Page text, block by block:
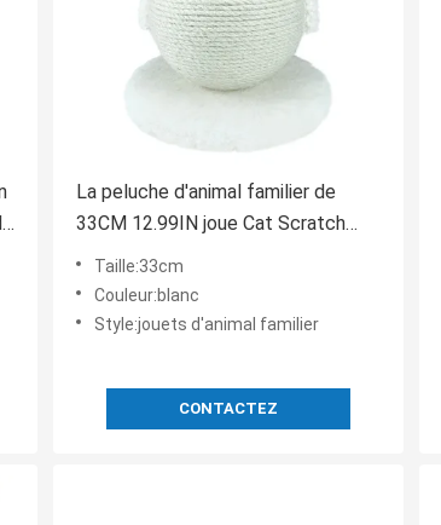
La peluche d'animal familier de
33CM 12.99IN joue Cat Scratch
Ball Toy For affilant des griffes
Taille:33cm
Couleur:blanc
Style:jouets d'animal familier
CONTACTEZ